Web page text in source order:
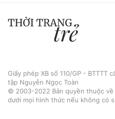
Giấy phép XB số 110/GP - BTTTT
tập Nguyễn Ngọc Toàn
© 2003-2022 Bản quyền thuộc về
dưới mọi hình thức nếu không có